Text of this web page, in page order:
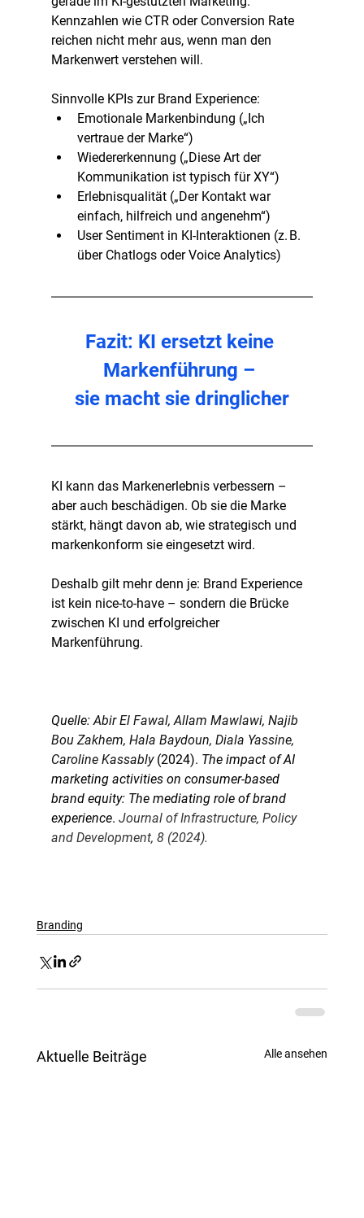
Kennzahlen wie CTR oder Conversion Rate
reichen nicht mehr aus, wenn man den
Markenwert verstehen will.
Sinnvolle KPIs zur Brand Experience:
Emotionale Markenbindung („Ich
vertraue der Marke“)
Wiedererkennung („Diese Art der
Kommunikation ist typisch für XY“)
Erlebnisqualität („Der Kontakt war
einfach, hilfreich und angenehm“)
User Sentiment in KI-Interaktionen (z. B.
über Chatlogs oder Voice Analytics)
Fazit: KI ersetzt keine
Markenführung –
sie macht sie dringlicher
KI kann das Markenerlebnis verbessern –
aber auch beschädigen. Ob sie die Marke
stärkt, hängt davon ab, wie strategisch und
markenkonform sie eingesetzt wird.
Deshalb gilt mehr denn je: Brand Experience
ist kein nice-to-have – sondern die Brücke
zwischen KI und erfolgreicher
Markenführung.
Quelle: Abir El Fawal, Allam Mawlawi, Najib
Bou Zakhem, Hala Baydoun, Diala Yassine,
Caroline Kassably (2024). The impact of AI
marketing activities on consumer-based
brand equity: The mediating role of brand
experience. Journal of Infrastructure, Policy
and Development, 8 (2024).
Branding
Aktuelle Beiträge Alle ansehen